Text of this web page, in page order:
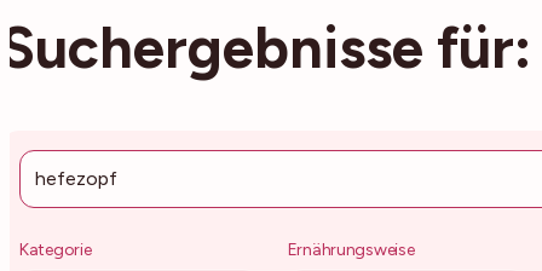
Suchergebnisse
Suche
Kategorie Ernährungsweise